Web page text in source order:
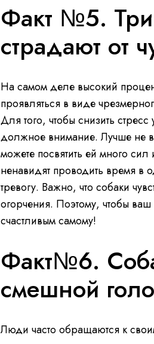
Факт №5. Три
страдают от
На самом деле высокий
проявляться в виде
Для того, чтобы снизить
должное внимание. Лучше не
можете посвятить ей много
ненавидят проводить время в
тревогу. Важно, что собаки
огорчения. Поэтому, чтобы
счастливым самому!
Факт№6.
смешной
Люди часто обращаются к